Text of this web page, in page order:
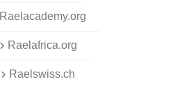
Raelacademy.org
Raelafrica.org
Raelswiss.ch